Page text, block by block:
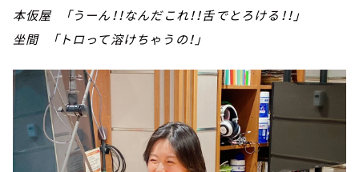
本仮屋 「うーん！！なんだこれ！！舌でとろける！！」
坐間 「トロって溶けちゃうの！」